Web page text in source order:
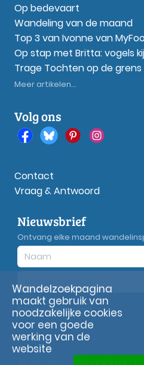
Op bedevaart
Wandeling van de maand
Top 3 van Ivonne van
Op stap met Britta: vogels
Trage Tochten op de grens
Meer artikelen...
Volg ons
Contact
Vraag & Antwoord
Nieuwsbrief
Ontvang elke maand
Privacyverklaring
Wandelzoekpagina
maakt gebruik van
noodzakelijke cookies
voor een goede
werking van de
website